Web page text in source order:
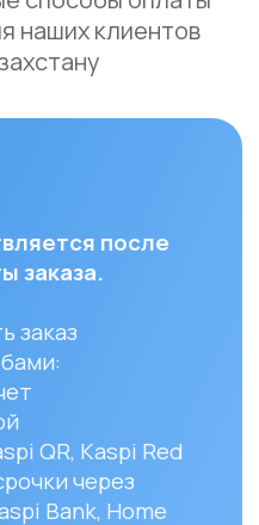
до 3
тенге
дней.
забрать
Кайрат